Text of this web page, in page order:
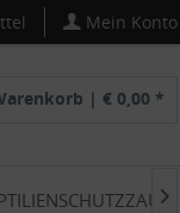
Mein Konto
| € 0,00 *
